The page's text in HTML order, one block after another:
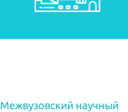
Межвузовский научный